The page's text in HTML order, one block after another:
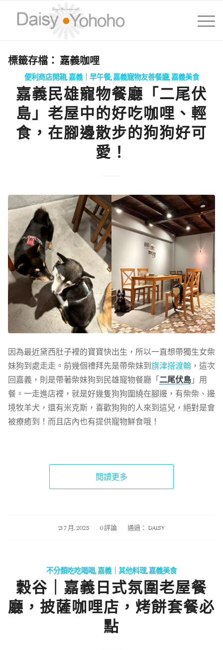
標籤存檔： 嘉義咖哩
便利商店開箱,嘉義｜早午餐,嘉義寵物友善餐廳,嘉義美食
嘉義民雄寵物餐廳「二尾伏
島」老屋中的好吃咖哩、輕
食，在腳邊散步的狗狗好可
愛！
因為最近黛西肚子裡的寶寶快出生，所以一直想帶獨生女柴
妹狗到處走走。前幾個禮拜先是帶柴妹到旗津搭渡輪，這次
回嘉義，則是帶著柴妹狗到民雄寵物餐廳「二尾伏島」用
餐。一走進店裡，就是好幾隻狗狗圍繞在腳邊，有柴柴、邊
境牧羊犬，還有米克斯，喜歡狗狗的人來到這兒，絕對是會
被療癒到！而且店內也有提供寵物鮮食哦！
閱讀更多
21 7 月, 2023
/ 0 評論 通過： DAISY
不分類吃吃喝喝,嘉義｜其他料理,嘉義美食
穀谷｜嘉義日式氛圍老屋餐
廳，披薩咖哩店，烤餅套餐必
點